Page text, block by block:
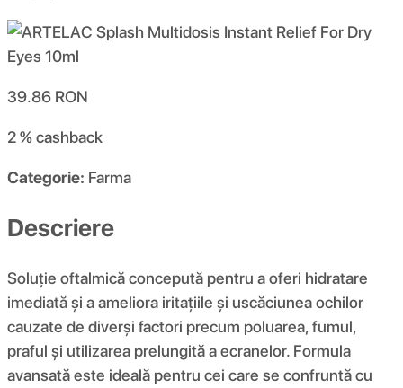
39.86 RON
2 %cashback
Categorie: Farma
Descriere
Soluție oftalmică concepută pentru a oferi hidratare
imediată și a ameliora iritațiile și uscăciunea ochilor
cauzate de diverși factori precum poluarea, fumul,
praful și utilizarea prelungită a ecranelor. Formula
avansată este ideală pentru cei care se confruntă cu